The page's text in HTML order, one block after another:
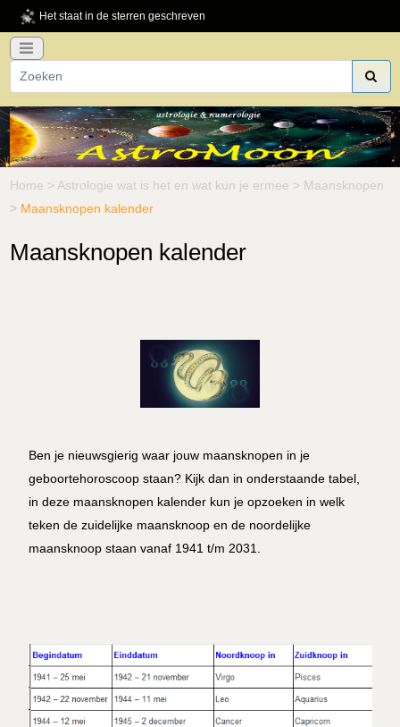
Het staat in de sterren geschreven
Home > Astrologie wat is het en wat kun je ermee > Maansknopen
> Maansknopen kalender
Maansknopen kalender
Ben je nieuwsgierig waar jouw maansknopen in je
geboortehoroscoop staan? Kijk dan in onderstaande tabel,
in deze maansknopen kalender kun je opzoeken in welk
teken de zuidelijke maansknoop en de noordelijke
maansknoop staan vanaf 1941 t/m 2031.